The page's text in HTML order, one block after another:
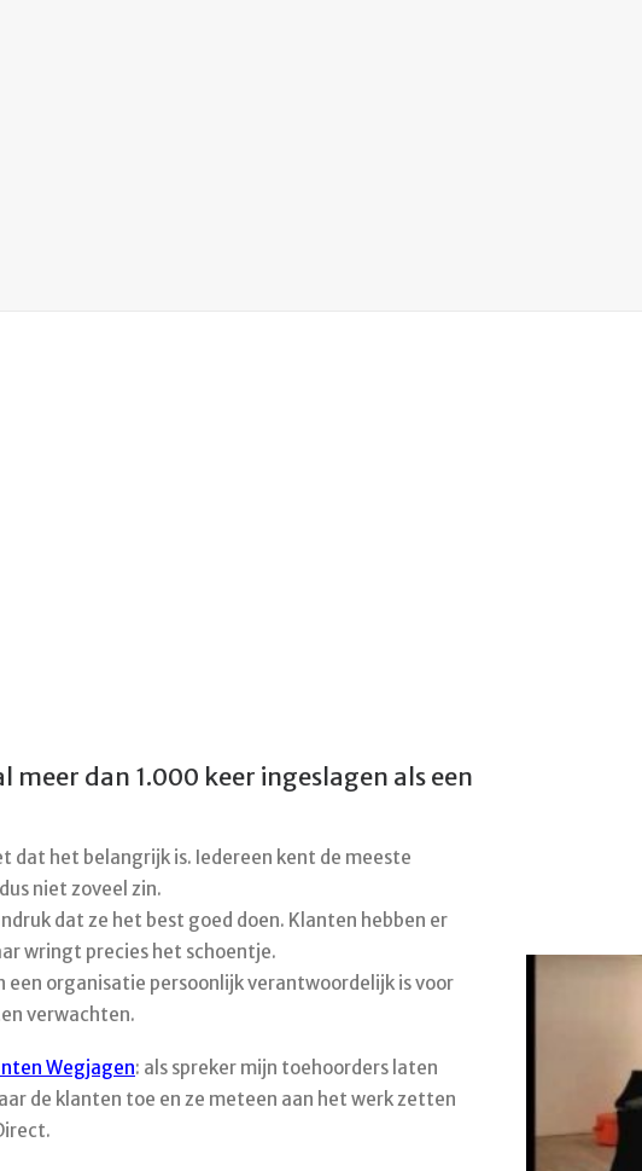
meer dan 1.000 keer ingeslagen als een
dat het belangrijk is. Iedereen kent de meeste
niet zoveel zin.
dat ze het best goed doen. Klanten hebben er
wringt precies het schoentje.
organisatie persoonlijk verantwoordelijk is voor
verwachten.
Wegjagen: als spreker mijn toehoorders laten
de klanten toe en ze meteen aan het werk zetten